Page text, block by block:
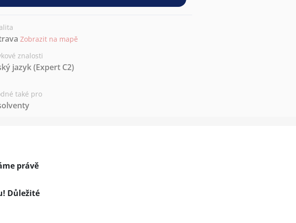
Zobrazit na mapě
znalosti
jazyk(Expert C2)
také pro
právě
Důležité